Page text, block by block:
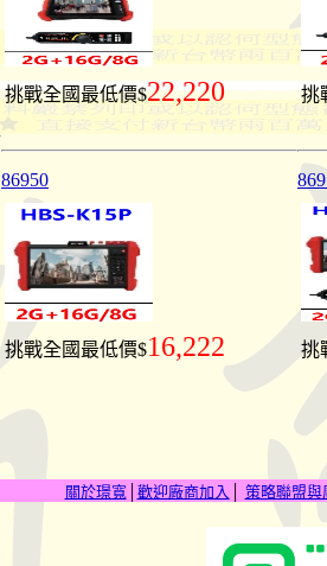
挑戰全國最低價$22,220 挑
86950
挑戰全國最低價$16,222 挑
關於璟寬│ 歡迎廠商加入 策略聯盟與